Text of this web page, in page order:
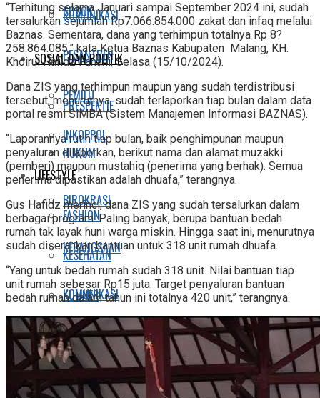
KOMUNIKASI
PESANTREN
PEMILU
INKOPPOL
LIFESTYLE
FASHION
KESEHATAN
KULINER
SPORT
E-KORAN SPOTNEWS
SOSOK
SOSIAL DAN POLITIK
PRESPEKTIF
HUKUM
BIROKRASI
KEBANGSAAN
KOMUNIKASI
PESANTREN
PEMILU
“Terhitung selama Januari sampai September 2024 ini, sudah
tersalurkan sejumlah Rp7.066.854.000 zakat dan infaq melalui
Baznas. Sementara, dana yang terhimpun totalnya Rp 8?
258.864.085,” kata Ketua Baznas Kabupaten Malang, KH.
Khoirul Hafidz Fanani, Selasa (15/10/2024).
Dana ZIS yang terhimpun maupun yang sudah terdistribusi
tersebut, menurutnya, sudah terlaporkan tiap bulan dalam data
portal resmi SiMBA (Sistem Manajemen Informasi BAZNAS).
“Laporannya rutin tiap bulan, baik penghimpunan maupun
penyaluran dilaporkan, berikut nama dan alamat muzakki
(pemberi) maupun mustahiq (penerima yang berhak). Semua
penerima dipastikan adalah dhuafa,” terangnya.
Gus Hafidz merinci, dana ZIS yang sudah tersalurkan dalam
berbagai program. Paling banyak, berupa bantuan bedah
rumah tak layak huni warga miskin. Hingga saat ini, menurutnya
sudah diserahkan bantuan untuk 318 unit rumah dhuafa.
“Yang untuk bedah rumah sudah 318 unit. Nilai bantuan tiap
unit rumah sebesar Rp15 juta. Target penyaluran bantuan
bedah rumah dalam tahun ini totalnya 420 unit,” terangnya.